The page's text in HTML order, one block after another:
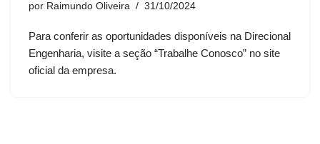
por Raimundo Oliveira 31/10/2024
Para conferir as oportunidades disponíveis na Direcional
Engenharia, visite a seção “Trabalhe Conosco” no site
oficial da empresa.